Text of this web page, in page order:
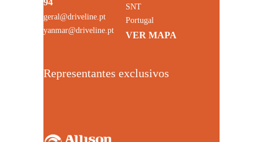
94
geral@driveline.pt
yanmar@driveline.pt
SNT
Portugal
VER MAPA
Representantes exclusivos